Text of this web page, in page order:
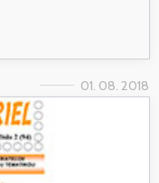
01. 08. 2018